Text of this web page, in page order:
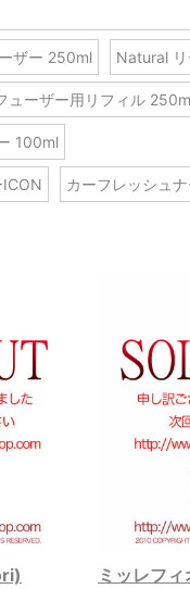
ザー 250ml Natural
ューザー用リフィル
100ml
ICON カーフレッシュ
ミッレフ